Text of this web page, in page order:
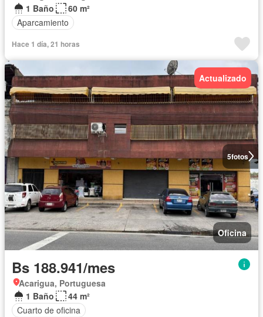
1 Baño
60 m²
Aparcamiento
Hace 1 día, 21 horas
5fotos
Actualizado
Oficina
Bs 188.941/mes
Acarigua, Portuguesa
1 Baño
44 m²
Cuarto de oficina